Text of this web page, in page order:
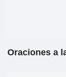
Oraciones a